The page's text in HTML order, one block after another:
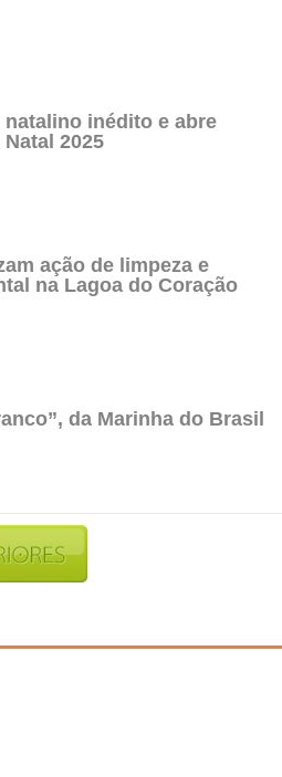
inédito e abre
2025
ação de limpeza e
na Lagoa do Coração
da Marinha do Brasil